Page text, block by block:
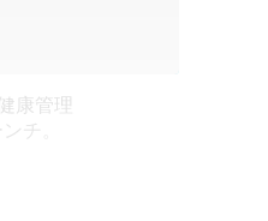
康管理
チ。